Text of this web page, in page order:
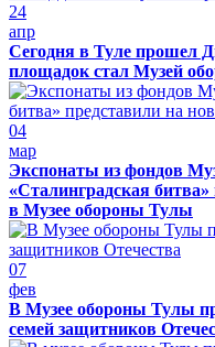
24
апр
Сегодня в Туле прошел
площадок стал Музей
04
мар
Экспонаты из фондов
«Сталинградская
в Музее обороны Тулы
07
фев
В Музее обороны Тулы
семей защитников